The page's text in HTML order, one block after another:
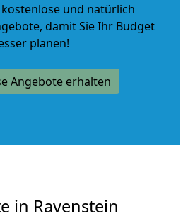
kostenlose und natürlich
, damit Sie Ihr Budget
planen!
Angebote erhalten
in Ravenstein